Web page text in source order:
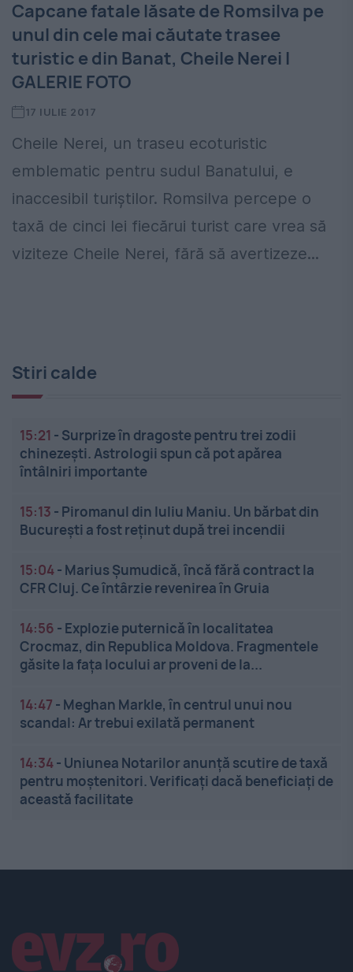
Capcane fatale lăsate de Romsilva pe
unul din cele mai căutate trasee
turistic e din Banat, Cheile Nerei I
GALERIE FOTO
17 IULIE 2017
Cheile Nerei, un traseu ecoturistic
emblematic pentru sudul Banatului, e
inaccesibil turiștilor. Romsilva percepe o
taxă de cinci lei fiecărui turist care vrea să
viziteze Cheile Nerei, fără să avertizeze...
Stiri calde
15:21 - Surprize în dragoste pentru trei zodii
chinezești. Astrologii spun că pot apărea
întâlniri importante
15:13 - Piromanul din Iuliu Maniu. Un bărbat din
București a fost reținut după trei incendii
15:04- Marius Șumudică, încă fără contract la
CFR Cluj. Ce întârzie revenirea în Gruia
14:56 - Explozie puternică în localitatea
Crocmaz, din Republica Moldova. Fragmentele
găsite la fața locului ar proveni de la...
14:47 - Meghan Markle, în centrul unui nou
scandal: Ar trebui exilată permanent
14:34- Uniunea Notarilor anunță scutire de taxă
pentru moștenitori. Verificați dacă beneficiați de
această facilitate
Linkuri utile